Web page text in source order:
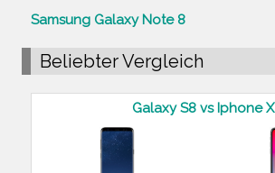
Samsung Galaxy Note 8
Beliebter Vergleich
Galaxy S8 vs Iphone X